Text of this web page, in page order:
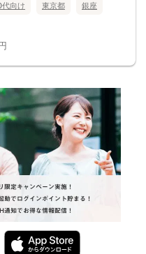
代向け 東京都 銀座